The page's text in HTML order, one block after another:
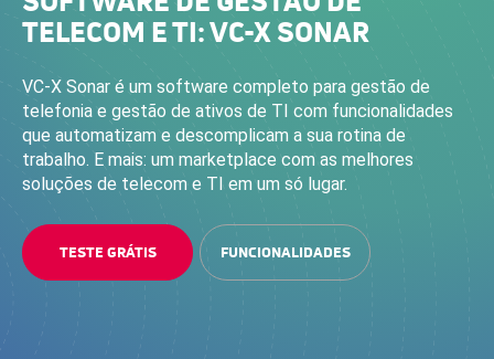
TELECOM E TI: VC-X SONAR
VC-X Sonar é um software completo para gestão de
telefonia e gestão de ativos de TI com funcionalidades
que automatizam e descomplicam a sua rotina de
trabalho. E mais: um marketplace com as melhores
soluções de telecom e TI em um só lugar.
TESTE GRÁTIS FUNCIONALIDADES